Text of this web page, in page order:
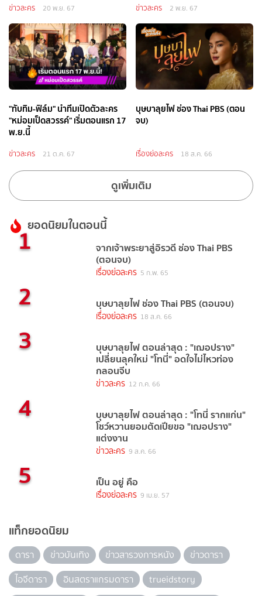
ข่าวละคร 20 พ.ย. 67 ข่าวละคร 2 พ.ย. 67
"ทับทิม-ฟิล์ม" นำทีมเปิดตัวละคร
"หม่อมเป็ดสวรรค์" เริ่มตอนแรก 17
พ.ย.นี้
ข่าวละคร 21 ต.ค. 67
บุษบาลุยไฟ ช่อง Thai PBS (ตอน
จบ)
เรื่องย่อละคร 18 ส.ค. 66
ดูเพิ่มเติม
ยอดนิยมในตอนนี้
1 จากเจ้าพระยาสู่อิรวดี ช่อง Thai PBS
(ตอนจบ)
เรื่องย่อละคร 5 ก.พ. 65
2 บุษบาลุยไฟ ช่อง Thai PBS (ตอนจบ)
เรื่องย่อละคร 18 ส.ค. 66
3 บุษบาลุยไฟ ตอนล่าสุด : "เฌอปราง"
เปลี่ยนลุคใหม่ "โทนี่" อดใจไม่ไหวท่อง
กลอนจีบ
ข่าวละคร 12 ก.ค. 66
4 บุษบาลุยไฟ ตอนล่าสุด : "โทนี่ รากแก่น"
โชว์หวานยอมตัดเปียขอ "เฌอปราง"
แต่งงาน
ข่าวละคร 9 ส.ค. 66
5 เป็น อยู่ คือ
เรื่องย่อละคร 9 เม.ย. 57
แท็กยอดนิยม
ดารา ข่าวบันเทิง ข่าวสารวงการหนัง
ข่าวดารา
ไอจีดารา
อินสตราแกรมดารา
trueidstory